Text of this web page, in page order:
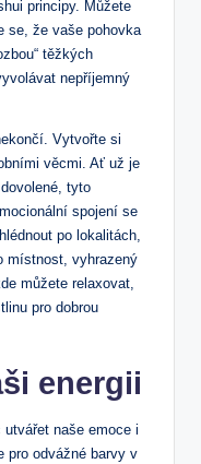
principy. Můžete
se, že vaše pohovka
těžkých
nepříjemný
Vytvořte si
věcmi. Ať už je
tyto
spojení se
po lokalitách,
místnost, vyhrazený
můžete relaxovat,
pro dobrou
energii
utvářet naše emoce i
pro odvážné barvy v